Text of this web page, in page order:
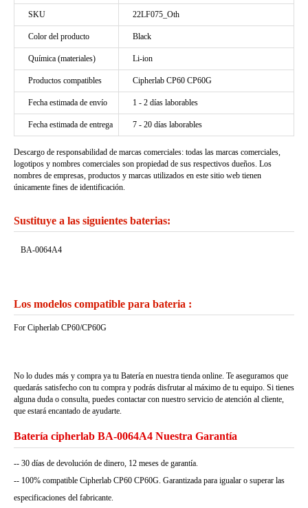
SKU 22LF075_Oth
Color del producto Black
Química (materiales) Li-ion
Productos compatibles Cipherlab CP60 CP60G
Fecha estimada de envío 1 - 2 días laborables
Fecha estimada de entrega 7 - 20 días laborables
Descargo de responsabilidad de marcas comerciales: todas las marcas comerciales,
logotipos y nombres comerciales son propiedad de sus respectivos dueños. Los
nombres de empresas, productos y marcas utilizados en este sitio web tienen
únicamente fines de identificación.
Sustituye a las siguientes baterias:
BA-0064A4
Los modelos compatible para bateria :
For Cipherlab CP60/CP60G
No lo dudes más y compra ya tu Batería en nuestra tienda online. Te aseguramos que
quedarás satisfecho con tu compra y podrás disfrutar al máximo de tu equipo. Si tienes
alguna duda o consulta, puedes contactar con nuestro servicio de atención al cliente,
que estará encantado de ayudarte.
Batería cipherlab BA-0064A4 Nuestra Garantía
-- 30 días de devolución de dinero, 12 meses de garantía.
-- 100% compatible Cipherlab CP60 CP60G. Garantizada para igualar o superar las
especificaciones del fabricante.